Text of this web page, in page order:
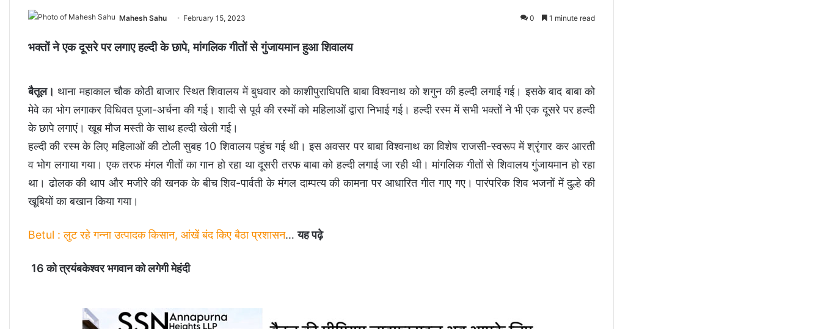
Mahesh Sahu February 15, 2023 0 1 minute read
भक्तों ने एक दूसरे पर लगाए हल्दी के छापे, मांगलिक गीतों से गुंजायमान हुआ शिवालय
बैतूल। थाना महाकाल चौक कोठी बाजार स्थित शिवालय में बुधवार को काशीपुराधिपति बाबा विश्वनाथ को शगुन की हल्दी लगाई गई। इसके बाद बाबा को
मेवे का भोग लगाकर विधिवत पूजा-अर्चना की गई। शादी से पूर्व की रस्मों को महिलाओं द्वारा निभाई गई। हल्दी रस्म में सभी भक्तों ने भी एक दूसरे पर हल्दी
के छापे लगाएं। खूब मौज मस्ती के साथ हल्दी खेली गई।
हल्दी की रस्म के लिए महिलाओं की टोली सुबह 10 शिवालय पहुंच गई थी। इस अवसर पर बाबा विश्वनाथ का विशेष राजसी-स्वरूप में श्रृंगार कर आरती
व भोग लगाया गया। एक तरफ मंगल गीतों का गान हो रहा था दूसरी तरफ बाबा को हल्दी लगाई जा रही थी। मांगलिक गीतों से शिवालय गुंजायमान हो रहा
था। ढोलक की थाप और मजीरे की खनक के बीच शिव-पार्वती के मंगल दाम्पत्य की कामना पर आधारित गीत गाए गए। पारंपरिक शिव भजनों में दुल्हे की
खूबियों का बखान किया गया।
Betul : लुट रहे गन्ना उत्पादक किसान, आंखें बंद किए बैठा प्रशासन…यह पढ़े
16 को त्रयंबकेश्वर भगवान को लगेगी मेहंदी